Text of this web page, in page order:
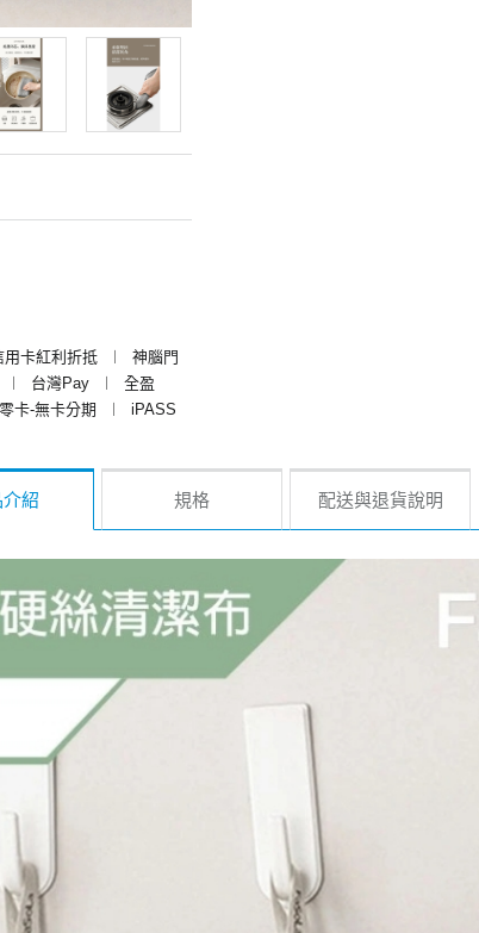
用卡紅利折抵 ︱
神腦門
︱ 台灣Pay ︱
全盈
卡-無卡分期 ︱
iPASS
紹 規格 配送與退貨說明